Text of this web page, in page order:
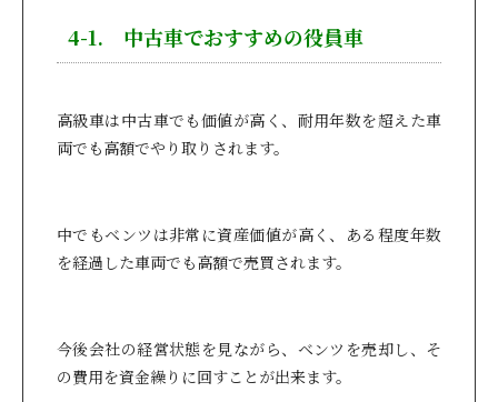
4-1. 中古車でおすすめの役員車
高級車は中古車でも価値が高く、耐用年数を超えた車
両でも高額でやり取りされます。
中でもベンツは非常に資産価値が高く、ある程度年数
を経過した車両でも高額で売買されます。
今後会社の経営状態を見ながら、ベンツを売却し、そ
の費用を資金繰りに回すことが出来ます。